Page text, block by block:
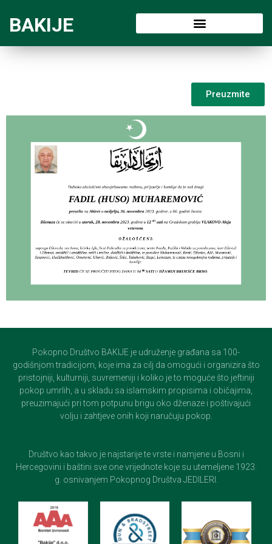
BAKIJE
Preuzmite
Pokopno Društvo BAKIJE je udruženje građana sa 100-
godišnjom tradicijom, koje ima za cilj da omogući i organizira što
pristojniji, kulturniji, suvremeniji i koliko je to moguće što jeftiniji
pokop umrlih, a u skladu sa islamskim propisima i običajima,
preuzimajući pri tom potpunu brigu oko dženaze i poštivajući
volju i zahtjeve onih koji naručuju pokop.
Društvo kao takvo je najstarije te vrste i namjene u Bosni i
Hercegovini i baštini sve one vrijednote koje su utemeljene 1923.
g. osnivanjem Pokopnog Društva JEDILERI.